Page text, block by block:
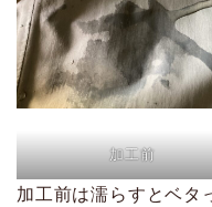
加工前
加工前は濡らすとベタ